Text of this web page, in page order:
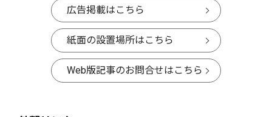
広告掲載はこちら
紙面の設置場所はこちら
Web版記事のお問合せはこちら